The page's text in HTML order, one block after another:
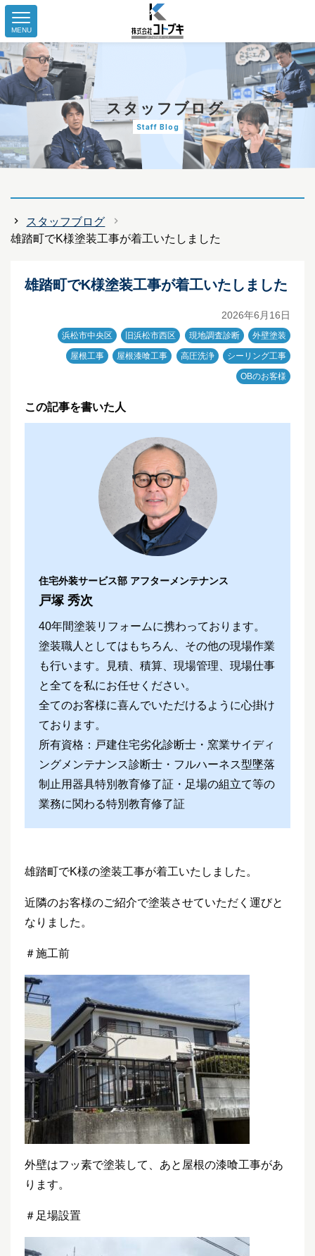
MENU
スタッフブログ
Staff Blog
スタッフブログ
雄踏町でK様塗装工事が着工いたしました
雄踏町でK様塗装工事が着工いたしました
2026年6月16日
浜松市中央区 旧浜松市西区 現地調査診断 外壁塗装
屋根工事 屋根漆喰工事 高圧洗浄 シーリング工事
OBのお客様
この記事を書いた人
住宅外装サービス部 アフターメンテナンス
戸塚 秀次
40年間塗装リフォームに携わっております。
塗装職人としてはもちろん、その他の現場作業
も行います。見積、積算、現場管理、現場仕事
と全てを私にお任せください。
全てのお客様に喜んでいただけるように心掛け
ております。
所有資格：戸建住宅劣化診断士・窯業サイディ
ングメンテナンス診断士・フルハーネス型墜落
制止用器具特別教育修了証・足場の組立て等の
業務に関わる特別教育修了証
雄踏町でK様の塗装工事が着工いたしました。
近隣のお客様のご紹介で塗装させていただく運びと
なりました。
＃施工前
外壁はフッ素で塗装して、あと屋根の漆喰工事があ
ります。
＃足場設置